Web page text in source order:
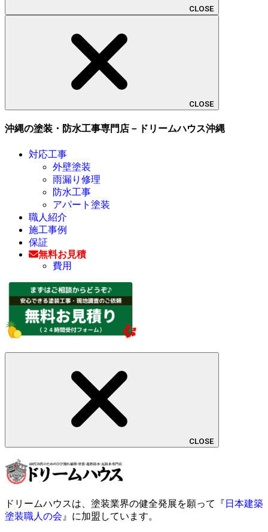
CLOSE
CLOSE
沖縄の塗装・防水工事専門店－ドリームハウス沖縄
対応工事
外壁塗装
雨漏り修理
防水工事
アパート塗装
職人紹介
施工事例
保証
無料お見積
費用
CLOSE
ドリームハウスは、塗装業界の健全発展を願って『 日本建築
塗装職人の会 』に加盟しています。